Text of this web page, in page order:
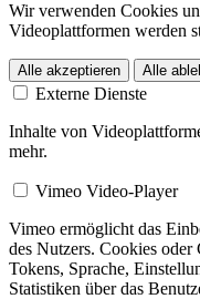
Wir verwenden Cookies
Videoplattformen werden
Alle akzeptieren Alle
Externe Dienste
Inhalte von
mehr.
Vimeo Video-Player
Vimeo ermöglicht das
des Nutzers. Cookies
Tokens, Sprache,
Statistiken über das